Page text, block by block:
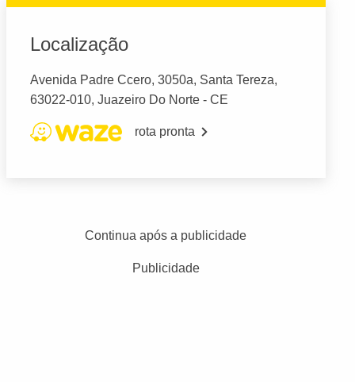
Localização
Avenida Padre Ccero, 3050a, Santa Tereza,
63022-010, Juazeiro Do Norte - CE
rota pronta
Continua após a publicidade
Publicidade